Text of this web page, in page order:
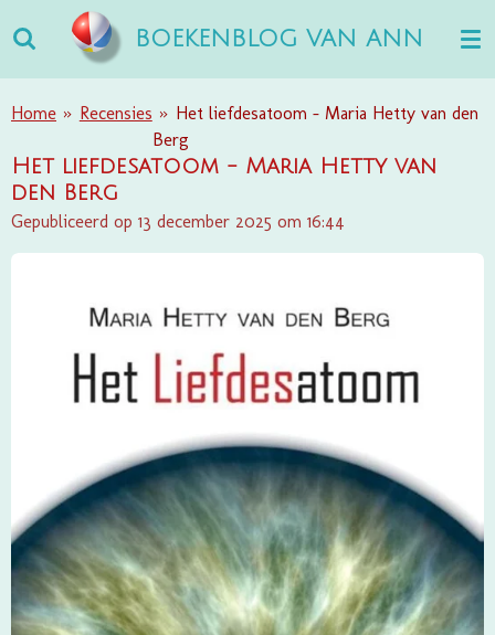
direct
naar
de
BOEKENBLOG VAN ANN
Home » Recensies » Het liefdesatoom - Maria Hetty van den
Berg
Het liefdesatoom - Maria Hetty van
den Berg
Gepubliceerd op 13 december 2025 om 16:44